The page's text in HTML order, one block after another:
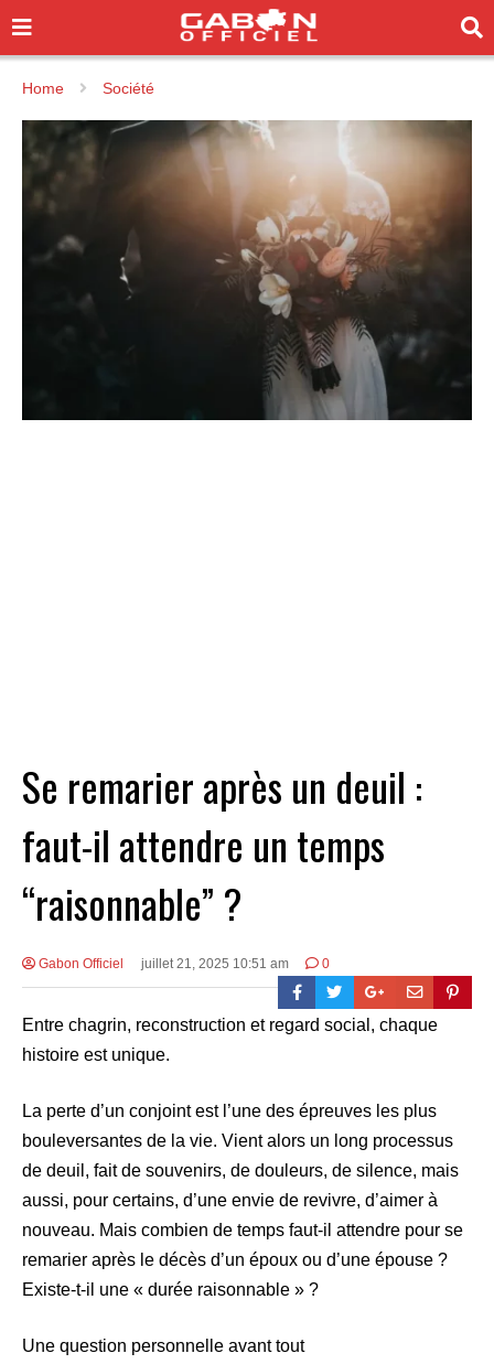
Home Société
Se remarier après un deuil :
faut-il attendre un temps
“raisonnable” ?
Gabon Officiel juillet 21, 2025 10:51 am 0
Entre chagrin, reconstruction et regard social, chaque
histoire est unique.
La perte d’un conjoint est l’une des épreuves les plus
bouleversantes de la vie. Vient alors un long processus
de deuil, fait de souvenirs, de douleurs, de silence, mais
aussi, pour certains, d’une envie de revivre, d’aimer à
nouveau. Mais combien de temps faut-il attendre pour se
remarier après le décès d’un époux ou d’une épouse ?
Existe-t-il une « durée raisonnable » ?
Une question personnelle avant tout